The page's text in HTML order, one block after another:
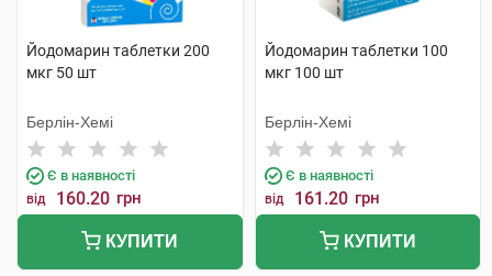
Йодомарин таблетки 200
мкг 50 шт
Берлін-Хемі
Є в наявності
від 160.20 грн
КУПИТИ
Йодомарин таблетки 100
мкг 100 шт
Берлін-Хемі
Є в наявності
від 161.20 грн
КУПИТИ